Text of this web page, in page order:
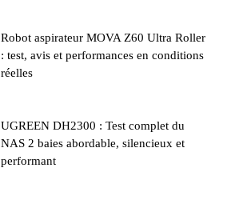
Robot aspirateur MOVA Z60 Ultra Roller
: test, avis et performances en conditions
réelles
UGREEN DH2300 : Test complet du
NAS 2 baies abordable, silencieux et
performant